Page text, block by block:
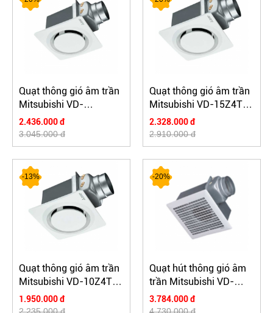
Quạt thông gió âm trần
Mitsubishi VD-
15ZP4T7-N
2.436.000 đ
3.045.000 đ
Quạt thông gió âm trần
Mitsubishi VD-15Z4T7-
N
2.328.000 đ
2.910.000 đ
-13%
Quạt thông gió âm trần
Mitsubishi VD-10Z4T6-
N
1.950.000 đ
-20%
Quạt hút thông gió âm
trần Mitsubishi VD-
18Z4T5
3.784.000 đ